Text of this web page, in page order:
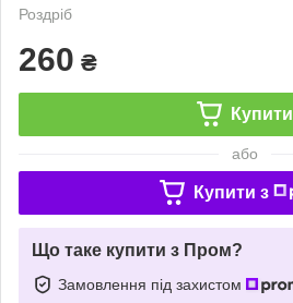
Роздріб
260 ₴
Купити
або
Купити з
Що таке купити з Пром?
Замовлення під захистом